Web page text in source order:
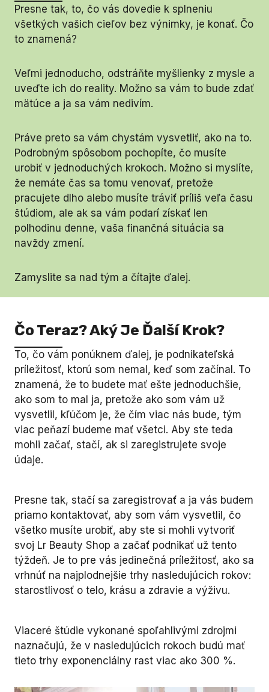
Presne tak, to, čo vás dovedie k splneniu
všetkých vašich cieľov bez výnimky, je konať. Čo
to znamená?
Veľmi jednoducho, odstráňte myšlienky z mysle a
uveďte ich do reality. Možno sa vám to bude zdať
mätúce a ja sa vám nedivím.
Práve preto sa vám chystám vysvetliť, ako na to.
Podrobným spôsobom pochopíte, čo musíte
urobiť v jednoduchých krokoch. Možno si myslíte,
že nemáte čas sa tomu venovať, pretože
pracujete dlho alebo musíte tráviť príliš veľa času
štúdiom, ale ak sa vám podarí získať len
polhodinu denne, vaša finančná situácia sa
navždy zmení.
Zamyslite sa nad tým a čítajte ďalej.
Čo Teraz? Aký Je Ďalší Krok?
To, čo vám ponúknem ďalej, je podnikateľská
príležitosť, ktorú som nemal, keď som začínal. To
znamená, že to budete mať ešte jednoduchšie,
ako som to mal ja, pretože ako som vám už
vysvetlil, kľúčom je, že čím viac nás bude, tým
viac peňazí budeme mať všetci. Aby ste teda
mohli začať, stačí, ak si zaregistrujete svoje
údaje.
Presne tak, stačí sa zaregistrovať a ja vás budem
priamo kontaktovať, aby som vám vysvetlil, čo
všetko musíte urobiť, aby ste si mohli vytvoriť
svoj Lr Beauty Shop a začať podnikať už tento
týždeň. Je to pre vás jedinečná príležitosť, ako sa
vrhnúť na najplodnejšie trhy nasledujúcich rokov:
starostlivosť o telo, krásu a zdravie a výživu.
Viaceré štúdie vykonané spoľahlivými zdrojmi
naznačujú, že v nasledujúcich rokoch budú mať
tieto trhy exponenciálny rast viac ako 300 %.